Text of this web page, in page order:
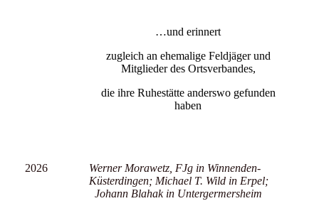
…und erinnert
zugleich an ehemalige Feldjäger und
Mitglieder des Ortsverbandes,
die ihre Ruhestätte anderswo gefunden
haben
2026
Werner Morawetz, FJg in Winnenden-
Küsterdingen; Michael T. Wild in Erpel;
Johann Blahak in Untergermersheim